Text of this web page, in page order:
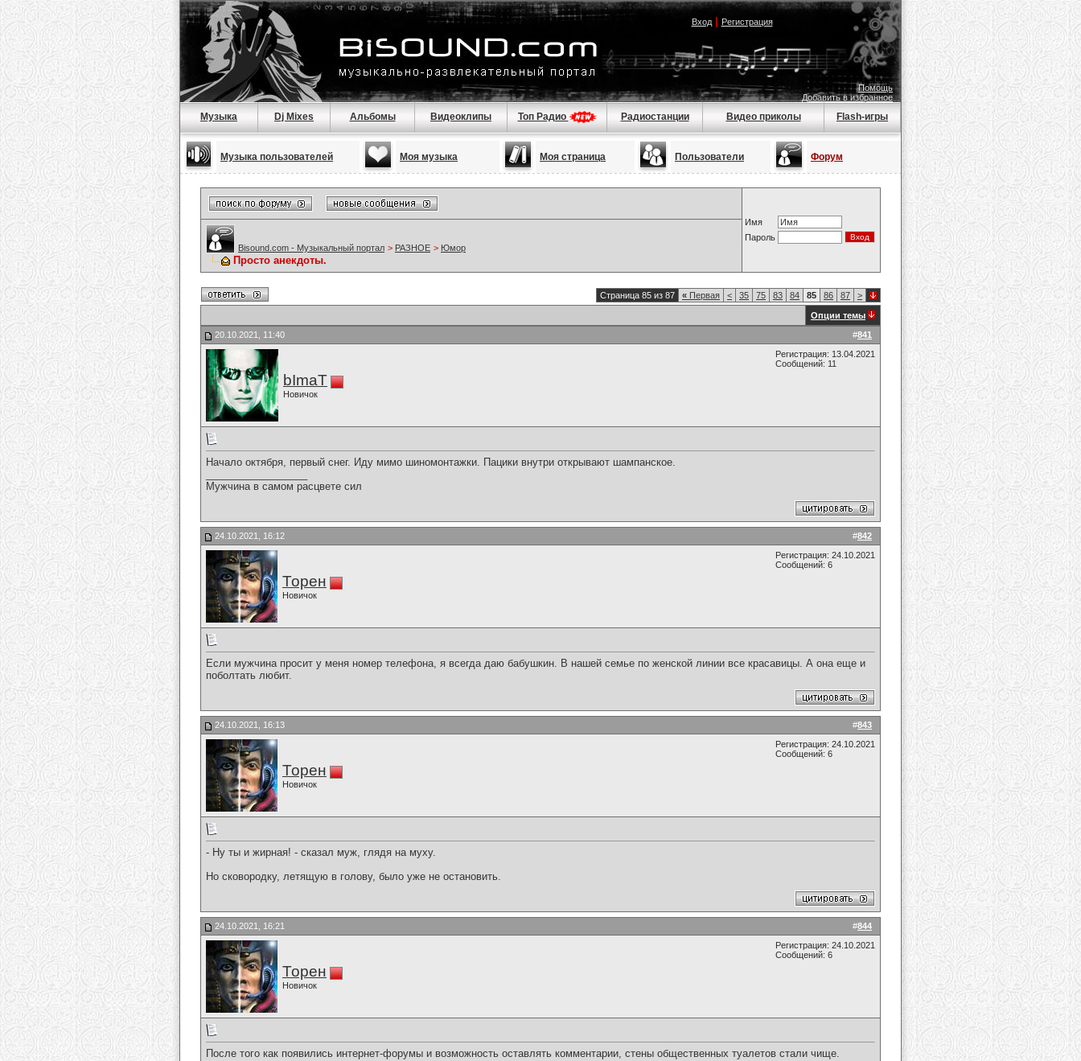
Вход| Регистрация
Помощь
Добавить в избранное
Музыка Dj Mixes Альбомы Видеоклипы Топ Радио Радиостанции Видео приколы Flash-игры
Музыка пользователей Моя музыка Моя страница Пользователи Форум
Имя
Пароль
Bisound.com - Музыкальный портал > РАЗНОЕ > Юмор
Просто анекдоты.
Страница 85 из 87 « Первая < 35 75 83 84 85 86 87 >
Опции темы
#841
20.10.2021, 11:40
bImaT
Новичок
Регистрация: 13.04.2021
Сообщений: 11
Начало октября, первый снег. Иду мимо шиномонтажки. Пацики внутри открывают шампанское.
Мужчина в самом расцвете сил
#842
24.10.2021, 16:12
Торен
Новичок
Регистрация: 24.10.2021
Сообщений: 6
Если мужчина просит у меня номер телефона, я всегда даю бабушкин. В нашей семье по женской линии все красавицы. А она еще и
поболтать любит.
#843
24.10.2021, 16:13
Торен
Новичок
Регистрация: 24.10.2021
Сообщений: 6
- Ну ты и жирная! - сказал муж, глядя на муху.
Но сковородку, летящую в голову, было уже не остановить.
#844
24.10.2021, 16:21
Торен
Новичок
Регистрация: 24.10.2021
Сообщений: 6
После того как появились интернет-форумы и возможность оставлять комментарии, стены общественных туалетов стали чище.